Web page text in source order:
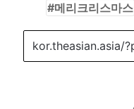
메리크리스마스